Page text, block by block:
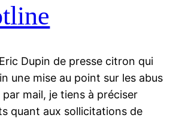
Dupin de presse citron qui
une mise au point sur les abus
mail, je tiens à préciser
quant aux sollicitations de